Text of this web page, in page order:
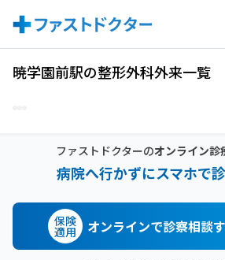
暁学園前駅の整形外科外来一覧
ファストドクターのオンライン診
病院へ行かずにスマホで
保険
適用 オンラインで診察相談